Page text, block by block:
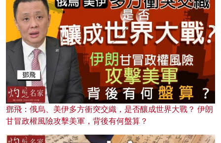
鄧飛：俄烏、美伊多方衝突交織，是否釀成世界大戰？ 伊朗
甘冒政權風險攻擊美軍，背後有何盤算？